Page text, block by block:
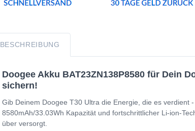
BESCHREIBUNG
Doogee Akku BAT23ZN138P8580 für Dein
sichern!
Gib Deinem Doogee T30 Ultra die Energie, die es verdient
8580mAh/33.03Wh Kapazität und fortschrittlicher Li-ion-
über versorgt.